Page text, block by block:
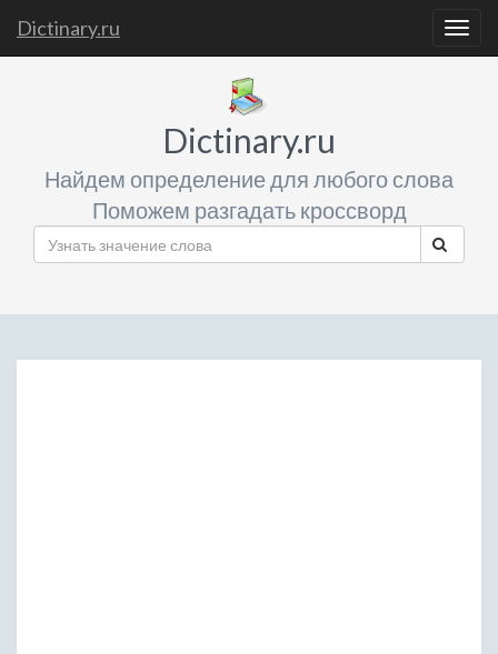
Dictinary.ru
Dictinary.ru
Найдем определение для любого слова
Поможем разгадать кроссворд